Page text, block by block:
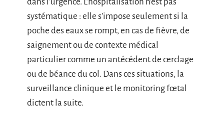
systématique : elle s’impose seulement si la
poche des eaux se rompt, en cas de fièvre, de
saignement ou de contexte médical
particulier comme un antécédent de cerclage
ou de béance du col. Dans ces situations, la
surveillance clinique et le monitoring fœtal
dictent la suite.